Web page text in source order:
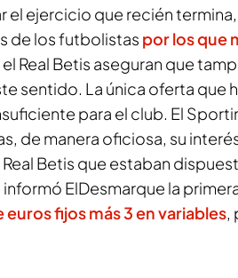
el ejercicio que recién
de los futbolistas por los que
Real Betis aseguran que
sentido. La única oferta que
para el club. El
de manera oficiosa, su
Betis que estaban
ElDesmarque la
euros fijos más 3 en variables,